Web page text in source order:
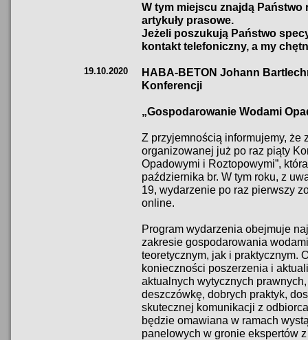
W tym miejscu znajdą Państwo
artykuły prasowe.
Jeżeli poszukują Państwo
kontakt telefoniczny, a my
19.10.2020
HABA-BETON Johann
Konferencji
„Gospodarowanie Wodami
Z przyjemnością informujemy, że
organizowanej już po raz piąty
Opadowymi i Roztopowymi”,
października br. W tym roku, z
19, wydarzenie po raz pierwszy
online.
Program wydarzenia obejmuje
zakresie gospodarowania
teoretycznym, jak i praktycznym.
konieczności poszerzenia i
aktualnych wytycznych
deszczówkę, dobrych praktyk,
skutecznej komunikacji z
będzie omawiana w ramach
panelowych w gronie ekspertów z